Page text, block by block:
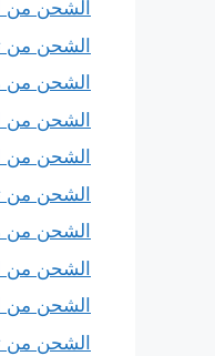
الشحن من
الشحن من
الشحن من
الشحن من
الشحن من
الشحن من
الشحن من
الشحن من
الشحن من
الشحن من